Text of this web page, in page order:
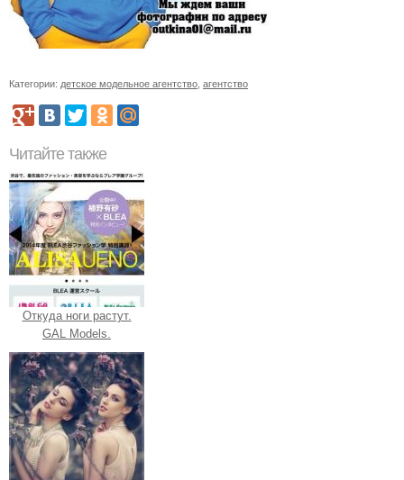
Категории: детское модельное агентство агентство
Читайте также
Откуда ноги растут.
GAL Models.